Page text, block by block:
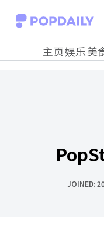
S
主页娱乐美
JOINED: